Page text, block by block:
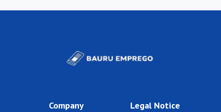
Company Legal Notice